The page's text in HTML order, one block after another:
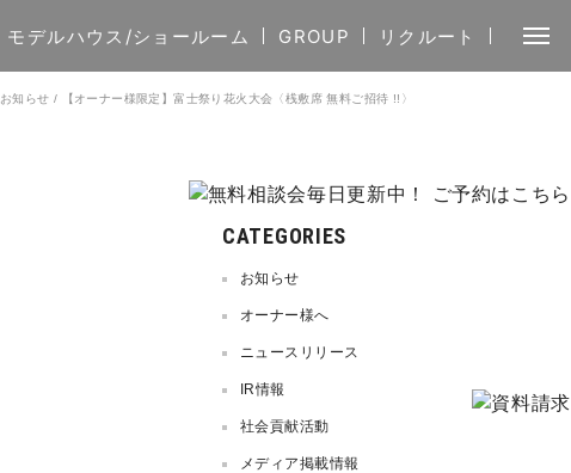
モデルハウス/ショールーム GROUP リクルート
お知らせ / 【オーナー様限定】富士祭り花火大会〈桟敷席 無料ご招待 !!〉
CATEGORIES
お知らせ
オーナー様へ
ニュースリリース
IR情報
社会貢献活動
メディア掲載情報